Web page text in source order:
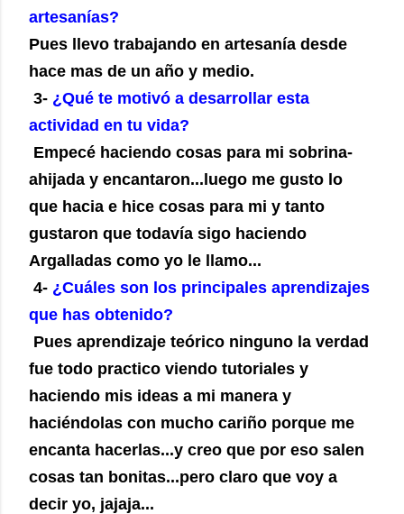
artesanías?
Pues llevo trabajando en artesanía desde
hace mas de un año y medio.
3- ¿Qué te motivó a desarrollar esta
actividad en tu vida?
Empecé haciendo cosas para mi sobrina-
ahijada y encantaron...luego me gusto lo
que hacia e hice cosas para mi y tanto
gustaron que todavía sigo haciendo
Argalladas como yo le llamo...
4- ¿Cuáles son los principales aprendizajes
que has obtenido?
Pues aprendizaje teórico ninguno la verdad
fue todo practico viendo tutoriales y
haciendo mis ideas a mi manera y
haciéndolas con mucho cariño porque me
encanta hacerlas...y creo que por eso salen
cosas tan bonitas...pero claro que voy a
decir yo, jajaja...